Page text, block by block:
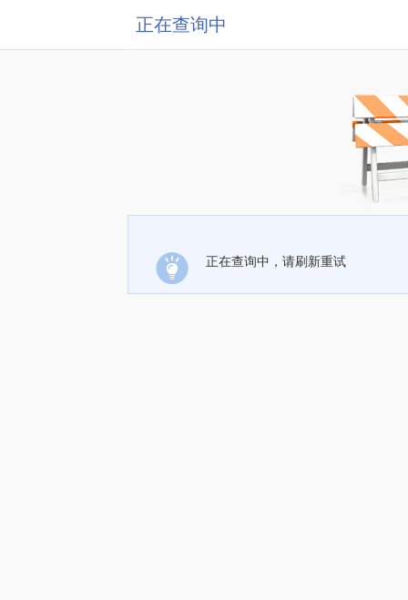
正在查询中
正在查询中，请刷新重试